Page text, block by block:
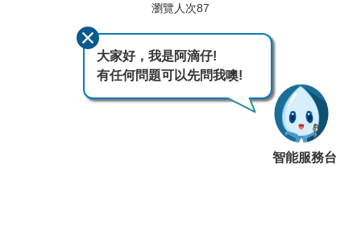
瀏覽人次87
大家好，我是阿滴仔!
有任何問題可以先問我噢!
智能服務台